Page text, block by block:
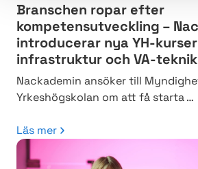
Branschen ropar efter
kompetensutveckling –
introducerar nya YH-
infrastruktur och VA-teknik
Nackademin ansöker till
Yrkeshögskolan om att få starta …
Läs mer